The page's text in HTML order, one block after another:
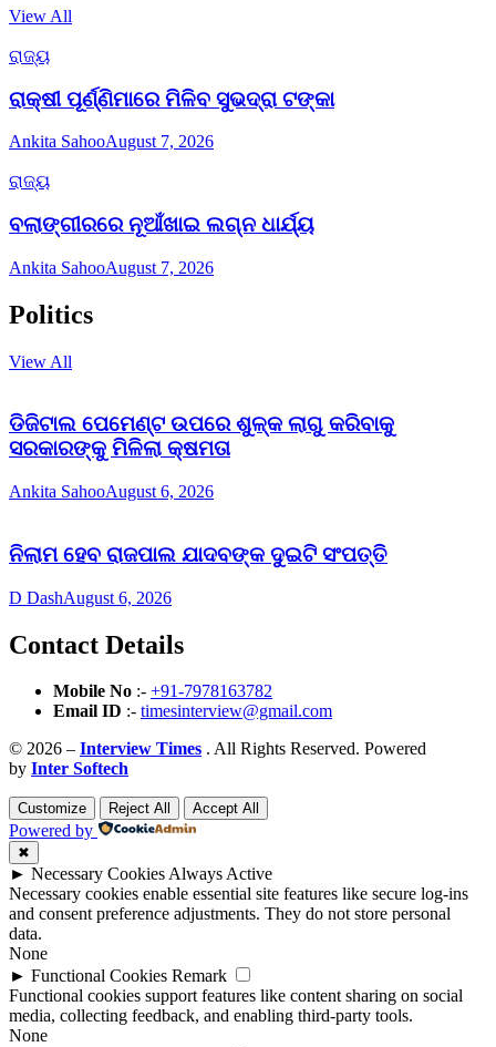
View All
ରାଜ୍ୟ
ରାକ୍ଷୀ ପୂର୍ଣ୍ଣିମାରେ ମିଳିବ ସୁଭଦ୍ରା ଟଙ୍କା
Ankita SahooAugust 7, 2026
ରାଜ୍ୟ
ବଲାଙ୍ଗୀରରେ ନୂଆଁଖାଇ ଲଗ୍ନ ଧାର୍ଯ୍ୟ
Ankita SahooAugust 7, 2026
Politics
View All
ଡିଜିଟାଲ ପେମେଣ୍ଟ ଉପରେ ଶୁଳ୍କ ଲାଗୁ କରିବାକୁ
ସରକାରଙ୍କୁ ମିଳିଲା କ୍ଷମତା
Ankita SahooAugust 6, 2026
ନିଲାମ ହେବ ରାଜପାଲ ଯାଦବଙ୍କ ଦୁଇଟି ସଂପତ୍ତି
D DashAugust 6, 2026
Contact Details
Mobile No :- +91-7978163782
Email ID :- timesinterview@gmail.com
© 2026 – Interview Times . All Rights Reserved. Powered
by Inter Softech
Customize Reject All Accept All
Powered by
✖
► Necessary CookiesAlways Active
Necessary cookies enable essential site features like secure log-ins
and consent preference adjustments. They do not store personal
data.
None
► Functional Cookies Remark
Functional cookies support features like content sharing on social
media, collecting feedback, and enabling third-party tools.
None